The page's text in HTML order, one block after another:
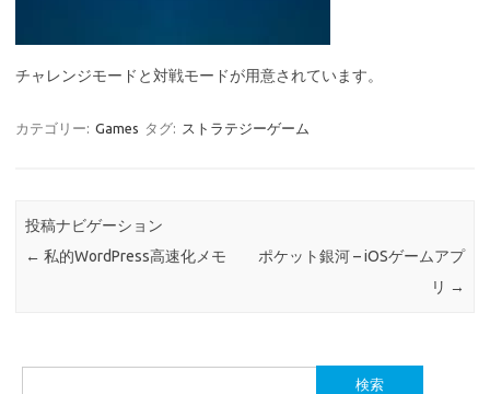
チャレンジモードと対戦モードが用意されています。
カテゴリー: Games タグ: ストラテジーゲーム
投稿ナビゲーション
← 私的WordPress高速化メモ
ポケット銀河 – iOSゲームアプ
リ →